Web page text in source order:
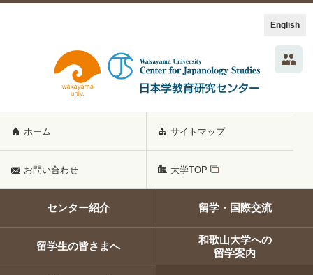
English
ホーム サイトマップ
お問い合わせ 大学TOP
センター紹介 留学・国際交流
留学生の皆さまへ
和歌山大学への
留学案内